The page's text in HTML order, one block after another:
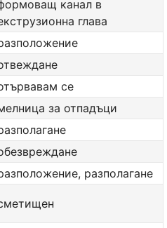
канал в
глава
се
за отпадъци
разполагане